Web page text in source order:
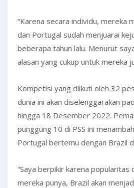
“Karena secara individu, mereka
dan Portugal sudah menjuarai
beberapa tahun lalu. Menurut
alasan yang cukup untuk mereka
Kompetisi yang diikuti oleh 32
dunia ini akan diselenggarakan
hingga 18 Desember 2022.
punggung 10 di PSS ini
Portugal bertemu dengan Brazil
“Saya berpikir karena popularitas
mereka punya, Brazil akan